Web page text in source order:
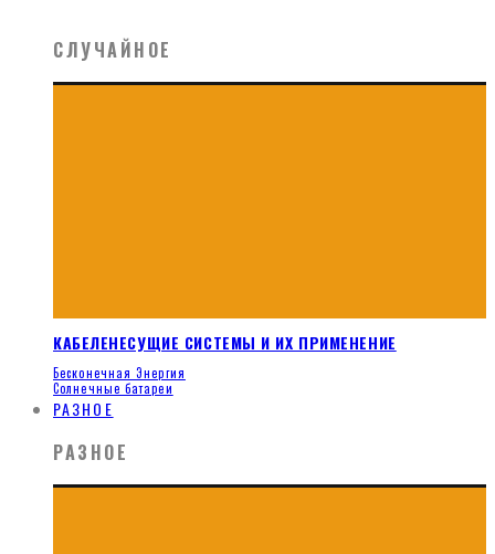
СЛУЧАЙНОЕ
КАБЕЛЕНЕСУЩИЕ СИСТЕМЫ И ИХ ПРИМЕНЕНИЕ
Бесконечная Энергия
Солнечные батареи
РАЗНОЕ
РАЗНОЕ